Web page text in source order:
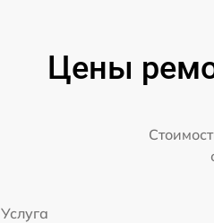
Цены
Услуга